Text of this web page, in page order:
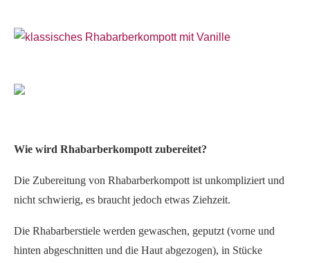
Wie wird Rhabarberkompott zubereitet?
Die Zubereitung von Rhabarberkompott ist unkompliziert und
nicht schwierig, es braucht jedoch etwas Ziehzeit.
Die Rhabarberstiele werden gewaschen, geputzt (vorne und
hinten abgeschnitten und die Haut abgezogen), in Stücke